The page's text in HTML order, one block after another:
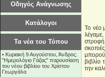
Οδηγός Ανάγνωσης
Κατάλογοι
Τα νέα του Τόπου
• Κυριακή 9 Αυγούστου, Άνδρος:
"Ημερολόγιο Γάζας" παρουσίαση
του νέου βιβλίου του Χρίστου
Γεωργάλα
Το νέο
βιβλίο
την